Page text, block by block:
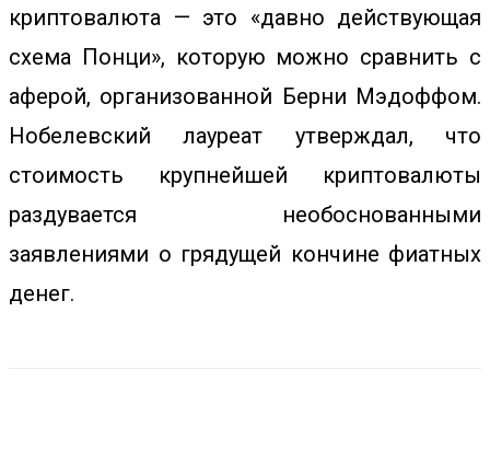
криптовалюта — это «давно действующая
схема Понци», которую можно сравнить с
аферой, организованной Берни Мэдоффом.
Нобелевский лауреат утверждал, что
стоимость крупнейшей криптовалюты
раздувается необоснованными
заявлениями о грядущей кончине фиатных
денег.